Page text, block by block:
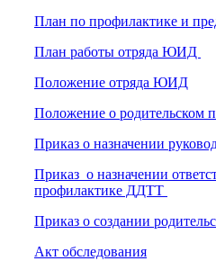
План по профилактике и
План работы отряда ЮИД
Положение отряда ЮИД
Положение о родительском
Приказ о назначении
Приказ о назначении
профилактике ДДТТ
Приказ о создании
Акт обследования